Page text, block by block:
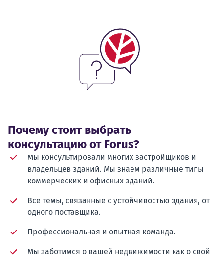
Почему стоит выбрать
консультацию от Forus?
Мы консультировали многих застройщиков и
владельцев зданий. Мы знаем различные типы
коммерческих и офисных зданий.
Все темы, связанные с устойчивостью здания, от
одного поставщика.
Профессиональная и опытная команда.
Мы заботимся о вашей недвижимости как о свой